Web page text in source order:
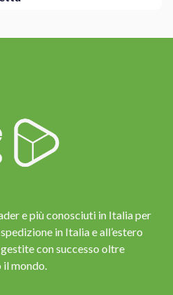
e più conosciuti in Italia per
in Italia e all’estero
con successo oltre
mondo.